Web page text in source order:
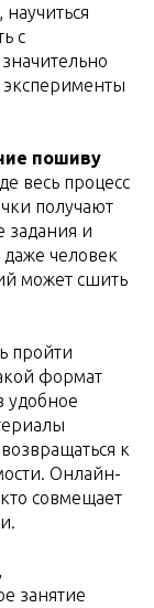
научиться
с
эксперименты
пошиву
весь процесс
получают
задания и
даже человек
может сшить
пройти
формат
удобное
к
Онлайн-
совмещает
,
занятие